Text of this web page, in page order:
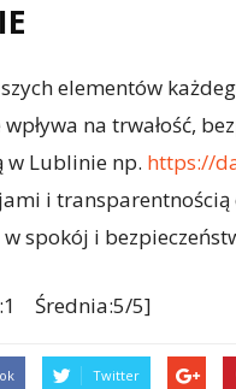
elementów
na trwałość,
w Lublinie np. https://
i
spokój i
Średnia:5/5]
Twitter